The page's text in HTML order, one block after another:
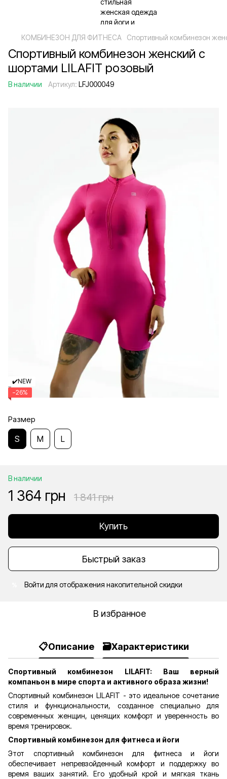
КОМБИНЕЗОН ДЛЯ ФИТНЕСА Спортивный комбинезон
Спортивный комбинезон женский с
шортами LILAFIT розовый
В наличии Артикул: LFJ000049
✔️NEW
−26%
Размер
S M L
В наличии
1 364 грн 1 841 грн
Купить
Быстрый заказ
Войти для отображения накопительной скидки
В избранное
📋Описание 🗃️Характеристики
Спортивный комбинезон LILAFIT: Ваш верный
компаньон в мире спорта и активного образа жизни!
Спортивный комбинезон LILAFIT - это идеальное сочетание
стиля и функциональности, созданное специально для
современных женщин, ценящих комфорт и уверенность во
время тренировок.
Спортивный комбинезон для фитнеса и йоги
Этот спортивный комбинезон для фитнеса и йоги
обеспечивает непревзойденный комфорт и поддержку во
время ваших занятий. Его удобный крой и мягкая ткань